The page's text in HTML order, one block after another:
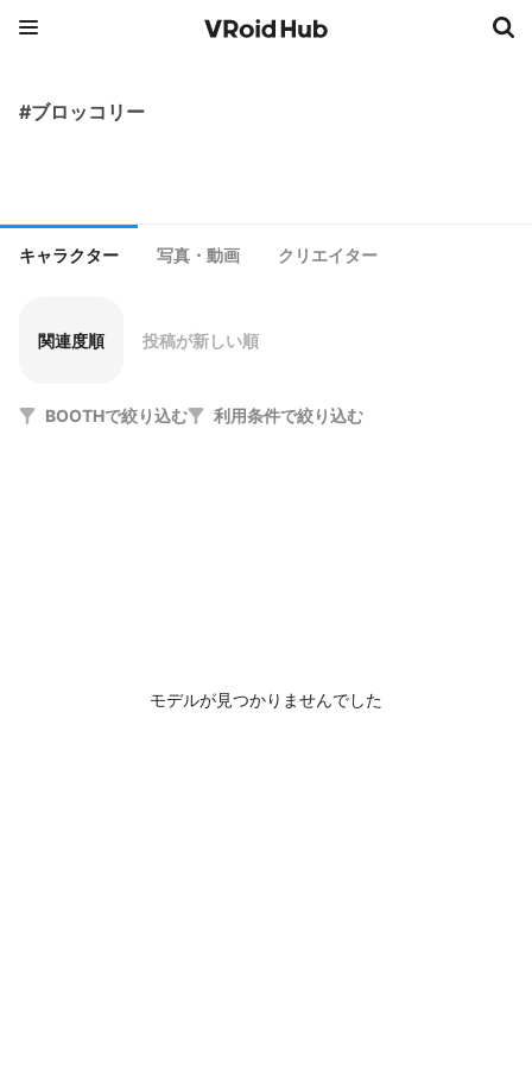
#ブロッコリー
キャラクター 写真・動画 クリエイター
関連度順 投稿が新しい順
BOOTHで絞り込む 利用条件で絞り込む
モデルが見つかりませんでした